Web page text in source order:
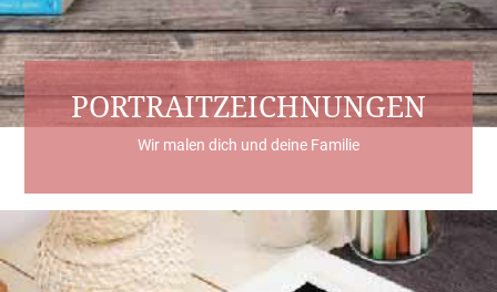
PORTRAITZEICHNUNGEN
Wir malen dich und deine Familie